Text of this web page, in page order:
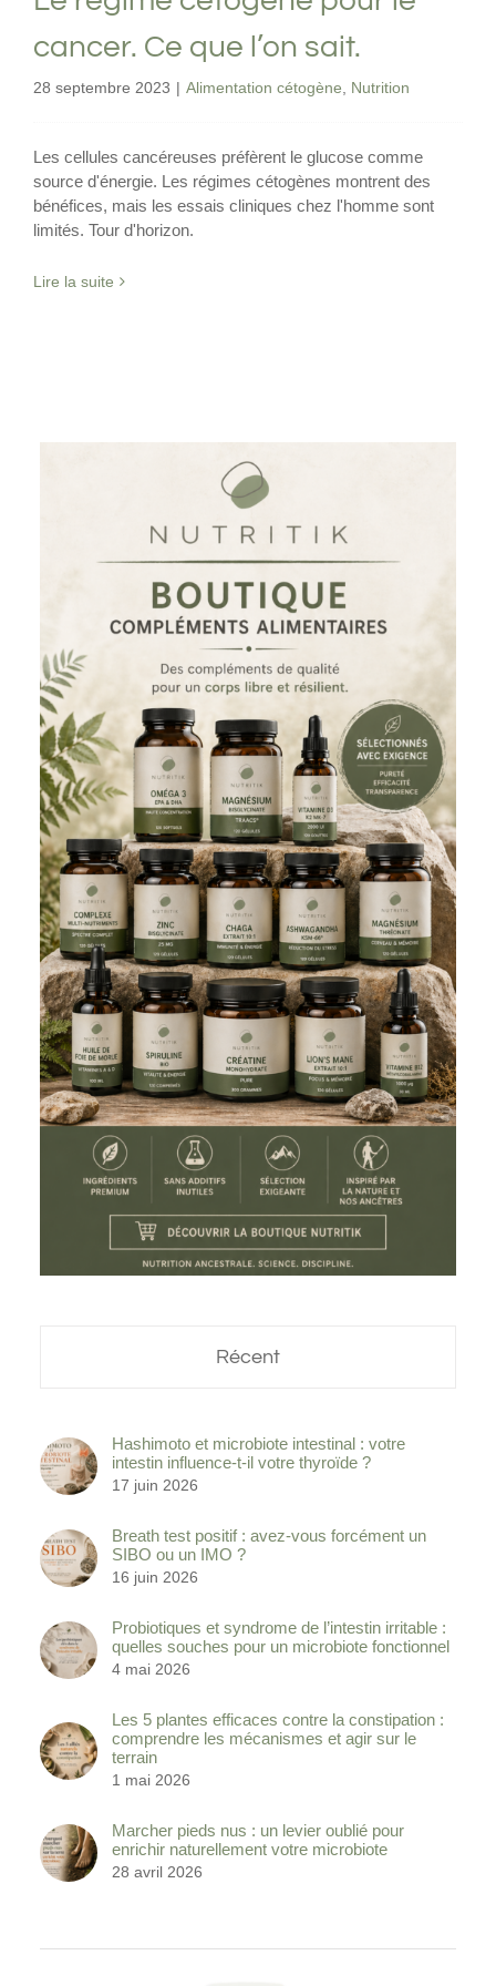
cancer. Ce que l’on sait.
28 septembre 2023 | Alimentation cétogène Nutrition
Les cellules cancéreuses préfèrent le glucose comme
source d'énergie. Les régimes cétogènes montrent des
bénéfices, mais les essais cliniques chez l'homme sont
limités. Tour d'horizon.
Lire la suite
Récent
Hashimoto et microbiote intestinal : votre
intestin influence-t-il votre thyroïde ?
17 juin 2026
Breath test positif : avez-vous forcément un
SIBO ou un IMO ?
16 juin 2026
Probiotiques et syndrome de l’intestin irritable :
quelles souches pour un microbiote fonctionnel
4 mai 2026
Les 5 plantes efficaces contre la constipation :
comprendre les mécanismes et agir sur le
terrain
1 mai 2026
Marcher pieds nus : un levier oublié pour
enrichir naturellement votre microbiote
28 avril 2026